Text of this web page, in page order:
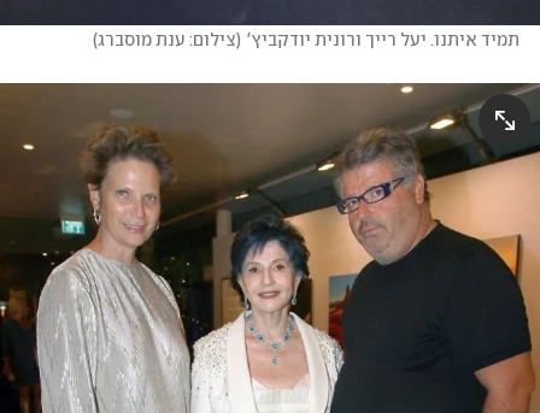
תמיד איתנו. יעל רייך ורונית יודקביץ' (צילום: ענת מוסברג)